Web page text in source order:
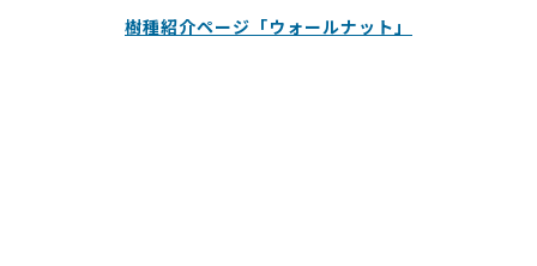
樹種紹介ページ「ウォールナット」